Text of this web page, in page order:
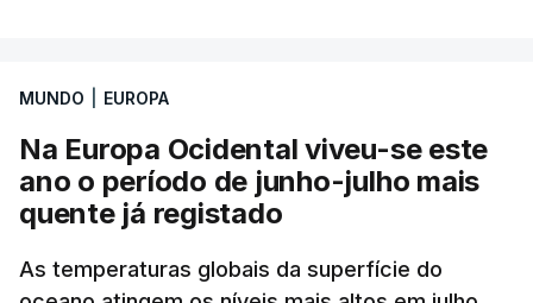
tinha chegado o resultado de
exames, mas ainda não tinham sido afixados.
Alguns encarregados de educação e alunos foram
até à escola para ver o resultado mas ainda não
tinha sido divulgado. Alguns pais apontam
MUNDO EUROPA
Na Europa Ocidental viveu-se este
ano o período de junho-julho mais
quente já registado
As temperaturas globais da superfície do